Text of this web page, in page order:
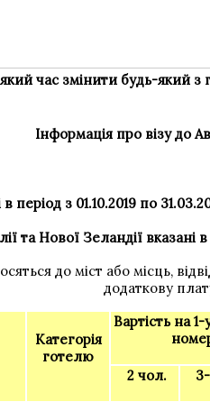
час змінити будь-який з
Інформація про візу до
в період з 01.10.2019 по
та Нової Зеландії вказані в
до міст або місць,
додаткову
Категорія
готелю
Вартість на
2 чол.